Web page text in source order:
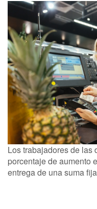
Los trabajadores de las
porcentaje de aumento
entrega de una suma fija